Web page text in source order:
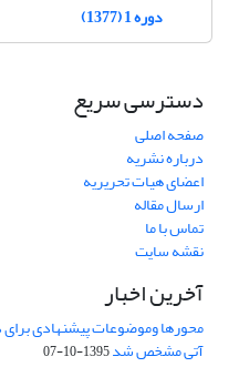
دوره 1 (1377)
دسترسی سریع
صفحه اصلی
درباره نشریه
اعضای هیات تحریریه
ارسال مقاله
تماس با ما
نقشه سایت
آخرین اخبار
محورها وموضوعات پیشنهادی
آتی مشخص شد1395-10-07